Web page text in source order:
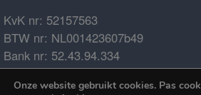
KvK nr: 52157563
BTW nr: NL001423607b49
Bank nr: 52.43.94.334
IBAN: NL68ABNA0524394334
BIC: ABNANL2A
Onze website gebruikt cookies. Pas